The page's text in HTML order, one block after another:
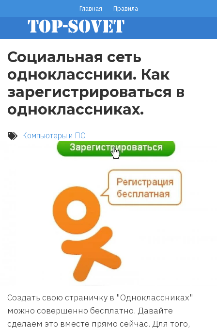
основному
содержанию
footer
menu
Главная Правила
Социальная сеть
одноклассники. Как
зарегистрироваться в
одноклассниках.
Компьютеры и ПО
Создать свою страничку в "Одноклассниках"
можно совершенно бесплатно. Давайте
сделаем это вместе прямо сейчас. Для того,